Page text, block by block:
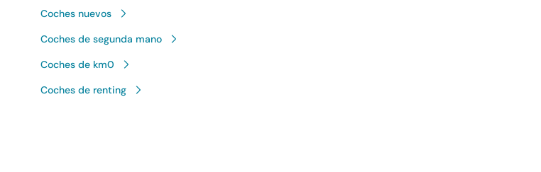
Coches nuevos
Coches de segunda mano
Coches de km0
Coches de renting